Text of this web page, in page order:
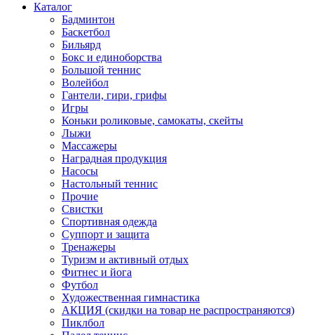
Каталог
Бадминтон
Баскетбол
Бильярд
Бокс и единоборства
Большой теннис
Волейбол
Гантели, гири, грифы
Игры
Коньки роликовые, самокаты, скейты
Лыжи
Массажеры
Наградная продукция
Насосы
Настольный теннис
Прочие
Свистки
Спортивная одежда
Суппорт и защита
Тренажеры
Туризм и активный отдых
Фитнес и йога
Футбол
Художественная гимнастика
АКЦИЯ (скидки на товар не распространяются)
Пиклбол